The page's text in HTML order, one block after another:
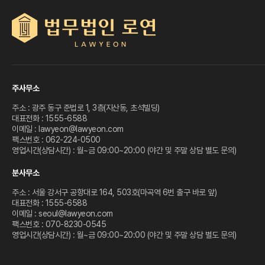
주사무소
주소 : 광주 동구 준법로 1, 3층(지산동, 초석빌딩)
대표전화 : 1555-6588
이메일 : lawyeon@lawyeon.com
팩스번호 : 062-224-0500
영업시간(상담시간) : 월~금 09:00~20:00 (야간 및 주말 상담 별도 문의)
분사무소
주소 : 서울 강서구 공항대로 164, 503호(마곡역 6번 출구 바로 앞)
대표전화 : 1555-6588
이메일 : seoul@lawyeon.com
팩스번호 : 070-8230-0545
영업시간(상담시간) : 월~금 09:00~20:00 (야간 및 주말 상담 별도 문의)